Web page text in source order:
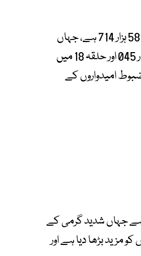
دوسری جانب ضلع گلگت کے چار حلقوں میں کل ووٹرز کی تعداد 1 لاکھ 58 ہزار 714 ہے، جہاں
حلقہ 15 میں 44 ہزار 526، حلقہ 16 میں 46 ہزار 282، حلقہ 17 میں 41 ہزار 045 اور حلقہ 18 میں
مضبوط امیدواروں کے
پر پہنچ چکی ہے جہاں شدید گرمی کے
مزید بڑھا دیا ہے اور